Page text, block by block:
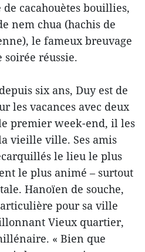
cacahouètes bouillies,
nem chua (hachis de
le fameux breuvage
réussie.
six ans, Duy est de
les vacances avec deux
premier week-end, il les
vieille ville. Ses amis
le lieu le plus
le plus animé – surtout
Hanoïen de souche,
pour sa ville
Vieux quartier,
« Bien que